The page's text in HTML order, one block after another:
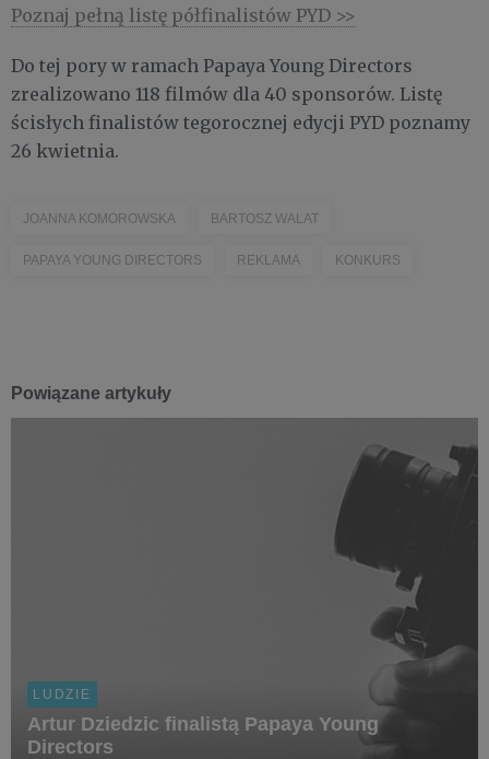
Poznaj pełną listę półfinalistów PYD >>
Do tej pory w ramach Papaya Young Directors
zrealizowano 118 filmów dla 40 sponsorów. Listę
ścisłych finalistów tegorocznej edycji PYD poznamy
26 kwietnia.
JOANNA KOMOROWSKA BARTOSZ WALAT
PAPAYA YOUNG DIRECTORS REKLAMA KONKURS
Powiązane artykuły
LUDZIE
Artur Dziedzic finalistą Papaya Young
Directors